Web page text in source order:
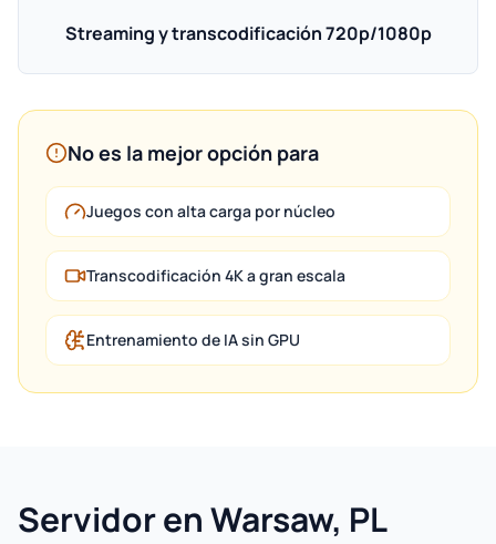
Streaming y transcodificación 720p/1080p
No es la mejor opción para
Juegos con alta carga por núcleo
Transcodificación 4K a gran escala
Entrenamiento de IA sin GPU
Servidor en Warsaw, PL